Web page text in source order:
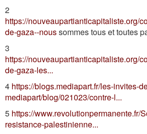
2
https://nouveaupartianticapitaliste.org/
de-gaza--noussommes tous et toutes
3
https://nouveaupartianticapitaliste.org/
de-gaza-les...
4 https://blogs.mediapart.fr/les-invites-
mediapart/blog/021023/contre-l...
5 https://www.revolutionpermanente.fr/
resistance-palestinienne...